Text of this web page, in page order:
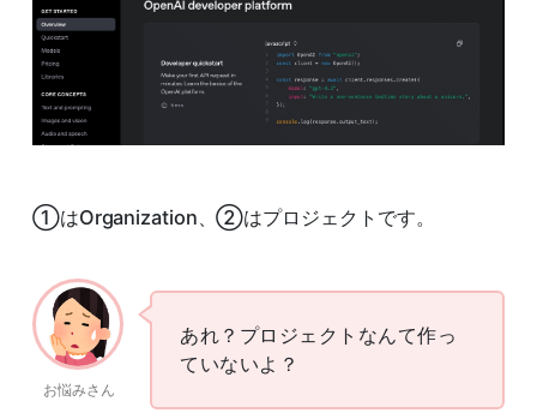
①はOrganization、②はプロジェクトです。
お悩みさん
あれ？プロジェクトなんて作っ
ていないよ？